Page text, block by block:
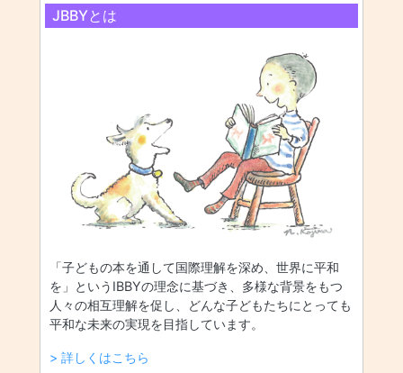
JBBYとは
「子どもの本を通して国際理解を深め、世界に平和
を」というIBBYの理念に基づき、多様な背景をもつ
人々の相互理解を促し、どんな子どもたちにとっても
平和な未来の実現を目指しています。
> 詳しくはこちら